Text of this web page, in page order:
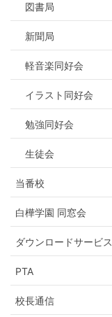
図書局
新聞局
軽音楽同好会
イラスト同好会
勉強同好会
生徒会
当番校
白樺学園 同窓会
ダウンロードサービス
PTA
校長通信